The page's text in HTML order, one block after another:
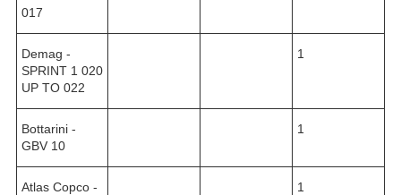
017
Demag -
SPRINT 1 020
UP TO 022
1
Bottarini -
GBV 10
1
Atlas Copco -
1